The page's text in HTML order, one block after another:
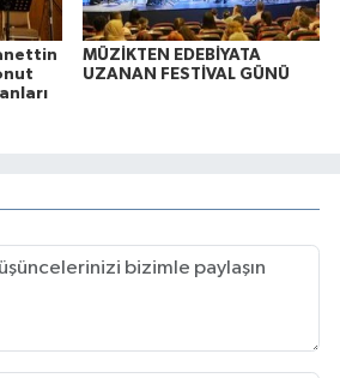
MÜZİKTEN EDEBİYATA
UZANAN FESTİVAL GÜNÜ